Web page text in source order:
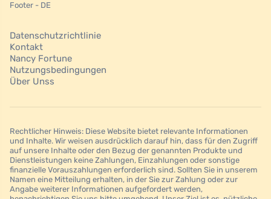
Footer - DE
Datenschutzrichtlinie
Kontakt
Nancy Fortune
Nutzungsbedingungen
Über Unss
Rechtlicher Hinweis: Diese Website bietet relevante Informationen
und Inhalte. Wir weisen ausdrücklich darauf hin, dass für den Zugriff
auf unsere Inhalte oder den Bezug der genannten Produkte und
Dienstleistungen keine Zahlungen, Einzahlungen oder sonstige
finanzielle Vorauszahlungen erforderlich sind. Sollten Sie in unserem
Namen eine Mitteilung erhalten, in der Sie zur Zahlung oder zur
Angabe weiterer Informationen aufgefordert werden,